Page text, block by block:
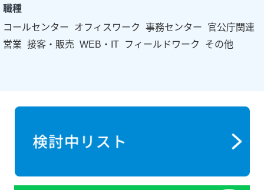
職種
コールセンター
オフィスワーク 事務センター
官公庁関連
営業 接客・販売 WEB・IT フィールドワーク その他